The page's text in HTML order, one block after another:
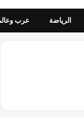
الرياضة عرب